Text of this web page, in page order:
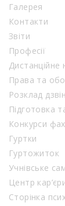
Галерея
Контакти
Звіти
Професії
Дистанційне
Права та
Розклад
Підготовка
Конкурси
Гуртки
Гуртожиток
Учнівське
Центр
Сторінка